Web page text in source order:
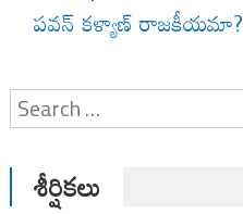
పవన్ కళ్యాణ్ రాజకీయమా?
శీర్షికలు